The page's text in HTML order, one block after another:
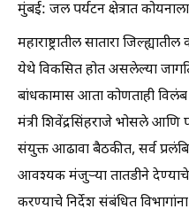
मुंबई: जल पर्यटन क्षेत्रात
महाराष्ट्रातील सातारा
येथे विकसित होत असलेल्या
बांधकामास आता कोणताही विलंब
मंत्री शिवेंद्रसिंहराजे भोसले आणि
संयुक्त आढावा बैठकीत, सर्व
आवश्यक मंजुऱ्या तातडीने देण्याचे
करण्याचे निर्देश संबंधित